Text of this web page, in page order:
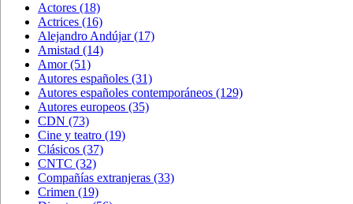
Actores (18)
Actrices (16)
Alejandro Andújar(17)
Amistad (14)
Amor(51)
Autores españoles (31)
Autores españoles contemporáneos (129)
Autores europeos (35)
CDN (73)
Cine y teatro (19)
Clásicos (37)
CNTC (32)
Compañías extranjeras (33)
Crimen (19)